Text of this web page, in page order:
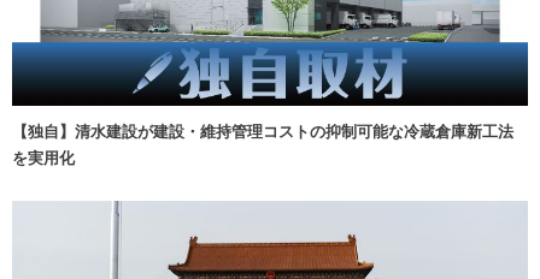
【独自】清水建設が建設・維持管理コストの抑制可能な冷蔵倉庫新工法
を実用化